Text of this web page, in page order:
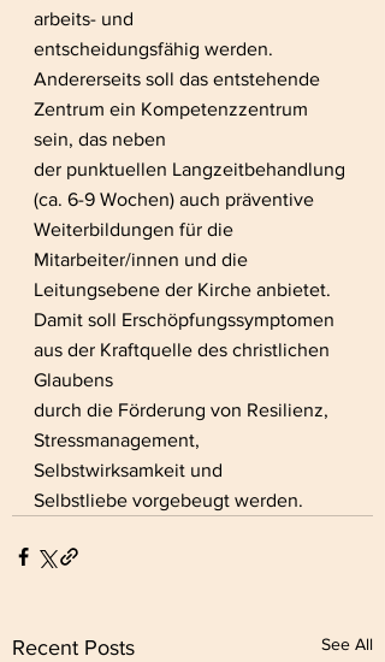
arbeits- und
entscheidungsfähig werden.
Andererseits soll das entstehende
Zentrum ein Kompetenzzentrum
sein, das neben
der punktuellen Langzeitbehandlung
(ca. 6-9 Wochen) auch präventive
Weiterbildungen für die
Mitarbeiter/innen und die
Leitungsebene der Kirche anbietet.
Damit soll Erschöpfungssymptomen
aus der Kraftquelle des christlichen
Glaubens
durch die Förderung von Resilienz,
Stressmanagement,
Selbstwirksamkeit und
Selbstliebe vorgebeugt werden.
Recent Posts See All